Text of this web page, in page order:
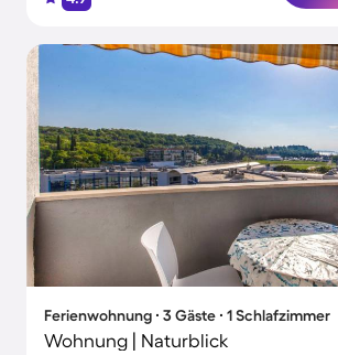
Ferienwohnung ∙ 3 Gäste ∙ 1 Schlafzimmer
Wohnung | Naturblick